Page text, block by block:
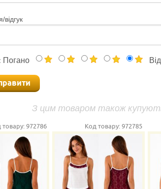
відгук
Погано
З цим товаром також
товару:972786 Код товару:972785